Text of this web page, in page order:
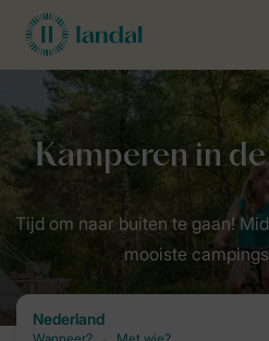
Landal Camping Aanbiedingen
Tijd om naar buiten te gaan!
mooiste